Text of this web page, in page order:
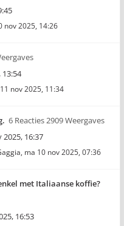
nov 2025, 14:26
13:54
nov 2025, 11:34
6 Reacties 2909 Weergaves
2025, 16:37
, ma 10 nov 2025, 07:36
met Italiaanse koffie?
16:53